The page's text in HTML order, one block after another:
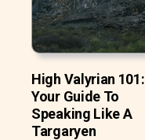
High Valyrian 101:
Your Guide To
Speaking Like A
Targaryen